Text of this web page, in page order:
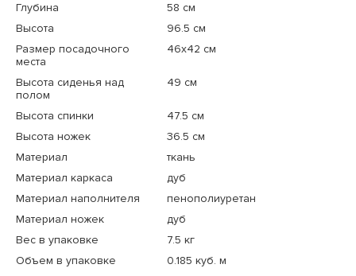
Глубина
58 см
Высота
96.5 см
Размер посадочного
места
46x42 см
Высота сиденья над
полом
49 см
Высота спинки
47.5 см
Высота ножек
36.5 см
Материал
ткань
Материал каркаса
дуб
Материал наполнителя
пенополиуретан
Материал ножек
дуб
Вес в упаковке
7.5 кг
Объем в упаковке
0.185 куб. м